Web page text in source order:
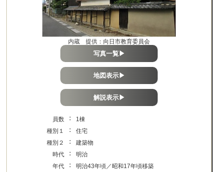
内蔵 提供：向日市教育委員会
写真一覧▶
地図表示▶
解説表示▶
員数 ：
1棟
種別１
：
住宅
種別２
：
建築物
時代
：
明治
年代
：
明治43年頃／昭和17年頃移築